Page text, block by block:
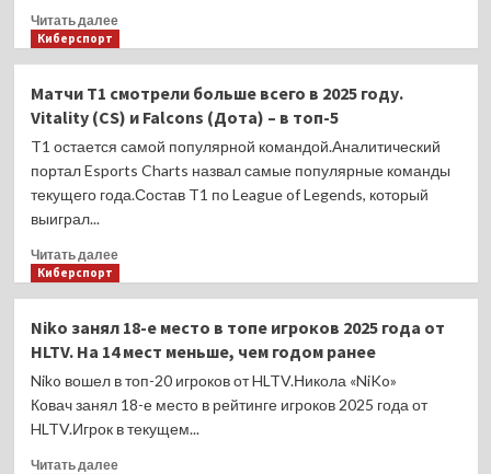
в
балаклаве
8910
рублей
Читать далееПрочитать
Травомана
подарила
ему
3-
квартиру:
готовить
завтраки,
кофе»
Киберспорт
Матчи T1 смотрели больше всего в 2025 году.
Vitality (CS) и Falcons (Дота) – в топ-5
T1 остается самой популярной командой.Аналитический
портал Esports Charts назвал самые популярные команды
текущего года.Состав T1 по League of Legends, который
выиграл...
Читать далееПрочитать
T1
смотрели
больше
всего
2025
году.
Киберспорт
Niko занял 18-е место в топе игроков 2025 года от
HLTV. На 14 мест меньше, чем годом ранее
Niko вошел в топ-20 игроков от HLTV.Никола «NiKo»
Ковач занял 18-е место в рейтинге игроков 2025 года от
HLTV.Игрок в текущем...
Читать далееПрочитать